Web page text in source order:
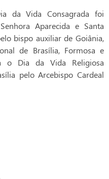
da Vida Consagrada foi
Aparecida e Santa
bispo auxiliar de Goiânia,
de Brasília, Formosa e
o Dia da Vida Religiosa
pelo Arcebispo Cardeal